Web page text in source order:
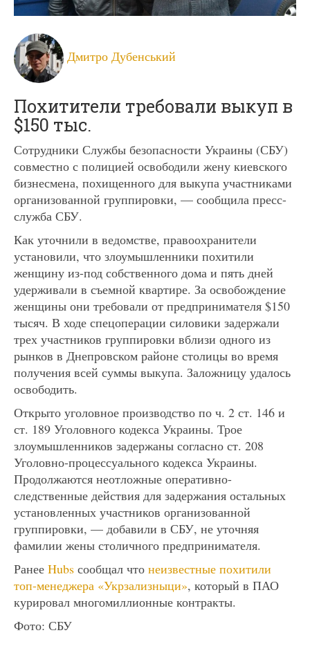
Дмитро Дубенський
Похитители требовали выкуп в
$150 тыс.
Сотрудники Службы безопасности Украины (СБУ)
совместно с полицией освободили жену киевского
бизнесмена, похищенного для выкупа участниками
организованной группировки, — сообщила пресс-
служба СБУ.
Как уточнили в ведомстве, правоохранители
установили, что злоумышленники похитили
женщину из-под собственного дома и пять дней
удерживали в съемной квартире. За освобождение
женщины они требовали от предпринимателя $150
тысяч. В ходе спецоперации силовики задержали
трех участников группировки вблизи одного из
рынков в Днепровском районе столицы во время
получения всей суммы выкупа. Заложницу удалось
освободить.
Открыто уголовное производство по ч. 2 ст. 146 и
ст. 189 Уголовного кодекса Украины. Трое
злоумышленников задержаны согласно ст. 208
Уголовно-процессуального кодекса Украины.
Продолжаются неотложные оперативно-
следственные действия для задержания остальных
установленных участников организованной
группировки, — добавили в СБУ, не уточняя
фамилии жены столичного предпринимателя.
Ранее Hubs сообщал что неизвестные похитили
топ-менеджера «Укрзализныци», который в ПАО
курировал многомиллионные контракты.
Фото: СБУ